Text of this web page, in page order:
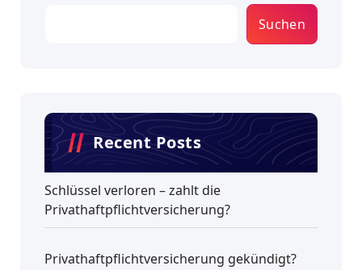
Suchen
Recent Posts
Schlüssel verloren – zahlt die
Privathaftpflichtversicherung?
Privathaftpflichtversicherung gekündigt?